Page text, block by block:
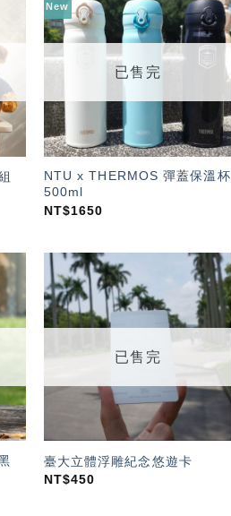
New
加入
「願
望輕
單」
已售完
NTU x THERMOS 彈蓋保溫杯
500ml
NT$1650
加入
「願
望輕
已售完
臺大立體浮雕紀念悠遊卡
NT$450